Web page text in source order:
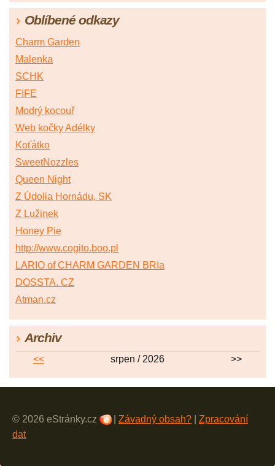
Oblíbené odkazy
Charm Garden
Malenka
SCHK
FIFE
Modrý kocouř
Web kočky Adélky
Koťátko
SweetNozzles
Queen Night
Z Údolia Hornádu, SK
Z Lužinek
Honey Pie
http://www.cogito.boo.pl
LARIO of CHARM GARDEN BRIa
DOSSTA. CZ
Atman.cz
Archiv
<< srpen / 2026 >>
© 2026 eStránky.cz Závadný obsah?
Zpracování
dat